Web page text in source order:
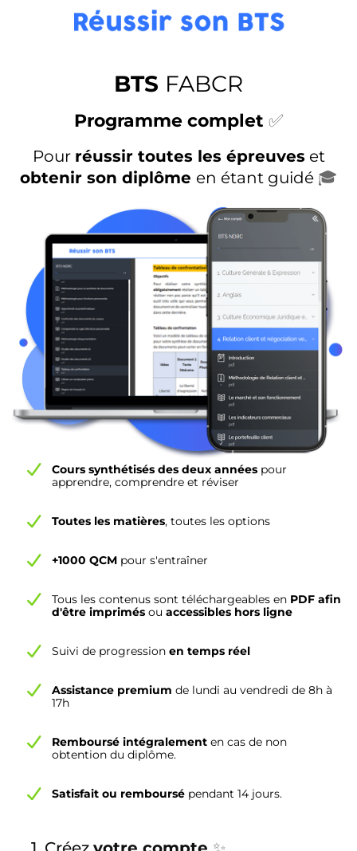
BTS FABCR
Programme complet ✅
Pour réussir toutes les épreuveset
obtenir son diplôme en étant guidé 🎓
Cours synthétisés des deux années pour
apprendre, comprendre et réviser
Toutes les matières, toutes les options
+1000 QCM pour s'entraîner
Tous les contenus sont téléchargeables en PDF afin
d'être imprimés ou accessibles hors ligne
Suivi de progression en temps réel
Assistance premium de lundi au vendredi de 8h à
17h
Remboursé intégralement en cas de non
obtention du diplôme.
Satisfait ou remboursé pendant 14 jours.